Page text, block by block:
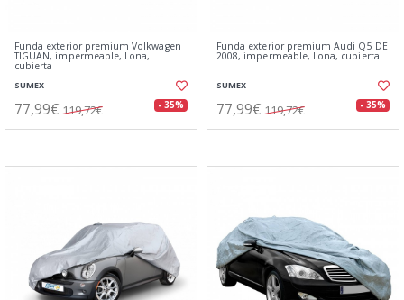
Funda exterior premium Volkwagen
TIGUAN, impermeable, Lona,
cubierta
SUMEX
77,99€ 119,72€ - 35%
Funda exterior premium Audi Q5 DE
2008, impermeable, Lona, cubierta
SUMEX
77,99€ 119,72€ - 35%